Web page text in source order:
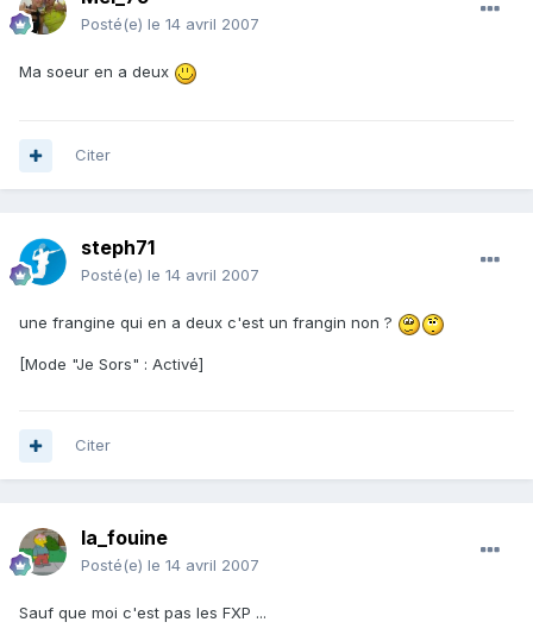
Posté(e) le 14 avril 2007
Ma soeur en a deux
Citer
steph71
Posté(e) le 14 avril 2007
une frangine qui en a deux c'est un frangin non ?
[Mode "Je Sors" : Activé]
Citer
la_fouine
Posté(e) le 14 avril 2007
Sauf que moi c'est pas les FXP ...